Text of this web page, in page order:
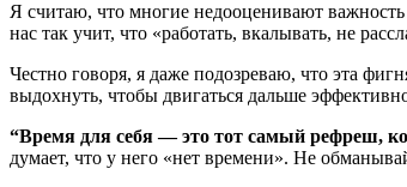
Я считаю, что многие недооценивают
нас так учит, что «работать, вкалывать, не
Честно говоря, я даже подозреваю, что эта
выдохнуть, чтобы двигаться дальше
“Время для себя — это тот самый рефреш,
думает, что у него «нет времени». Не